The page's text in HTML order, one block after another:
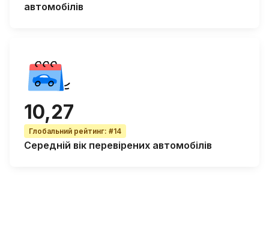
автомобілів
10,27
Глобальний рейтинг: #14
Середній вік перевірених автомобілів